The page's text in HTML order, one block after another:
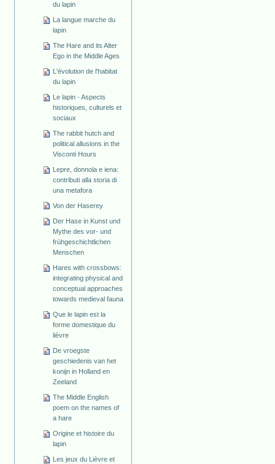
du lapin
La langue marche du
lapin
The Hare and its Alter
Ego in the Middle Ages
L'évolution de l'habitat
du lapin
Le lapin - Aspects
historiques, culturels et
sociaux
The rabbit hutch and
political allusions in the
Visconti Hours
Lepre, donnola e iena:
contributi alla storia di
una metafora
Von der Haserey
Der Hase in Kunst und
Mythe des vor- und
frühgeschichtlichen
Menschen
Hares with crossbows:
integrating physical and
conceptual approaches
towards medieval fauna
Que le lapin est la
forme domestique du
lièvre
De vroegste
geschiedenis van het
konijn in Holland en
Zeeland
The Middle English
poem on the names of
a hare
Origine et histoire du
lapin
Les jeux du Lièvre et